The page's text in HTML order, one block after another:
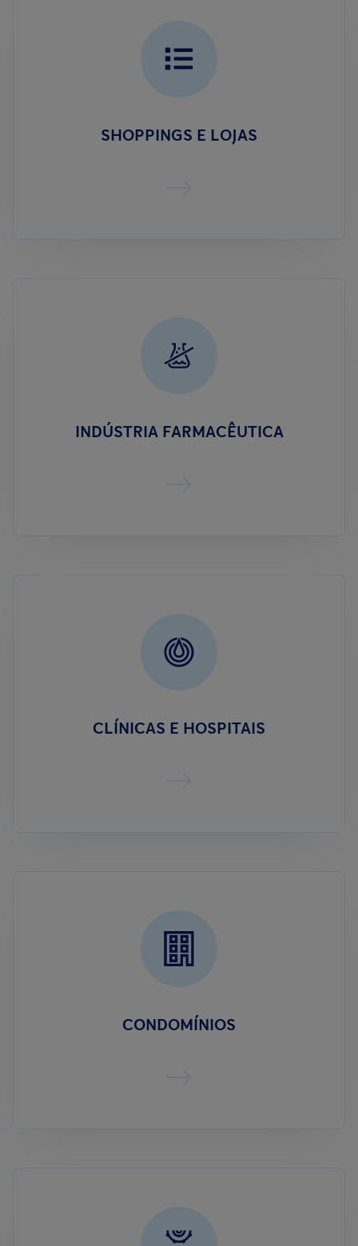
SHOPPINGS E LOJAS
INDÚSTRIA FARMACÊUTICA
CLÍNICAS E HOSPITAIS
CONDOMÍNIOS